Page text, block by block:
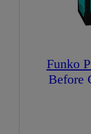
Funko
Before